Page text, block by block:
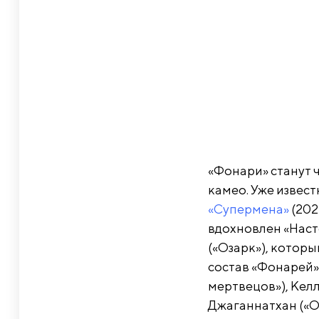
«Фонари» станут
камео. Уже
«Супермена»
вдохновлен
(«Озарк»),
состав
мертвецов»),
Джаганнатхан